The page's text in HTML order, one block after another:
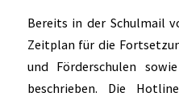
Bereits in der Schulmail
Zeitplan für die
und Förderschulen
beschrieben. Die